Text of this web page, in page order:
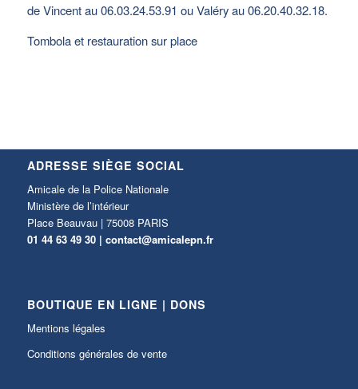
de Vincent au 06.03.24.53.91 ou Valéry au 06.20.40.32.18.
Tombola et restauration sur place
ADRESSE SIÈGE SOCIAL
Amicale de la Police Nationale
Ministère de l’intérieur
Place Beauvau | 75008 PARIS
01 44 63 49 30 | contact@amicalepn.fr
BOUTIQUE EN LIGNE | DONS
Mentions légales
Conditions générales de vente